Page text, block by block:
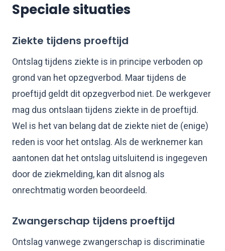
Speciale situaties
Ziekte tijdens proeftijd
Ontslag tijdens ziekte is in principe verboden op
grond van het opzegverbod. Maar tijdens de
proeftijd geldt dit opzegverbod niet. De werkgever
mag dus ontslaan tijdens ziekte in de proeftijd.
Wel is het van belang dat de ziekte niet de (enige)
reden is voor het ontslag. Als de werknemer kan
aantonen dat het ontslag uitsluitend is ingegeven
door de ziekmelding, kan dit alsnog als
onrechtmatig worden beoordeeld.
Zwangerschap tijdens proeftijd
Ontslag vanwege zwangerschap is discriminatie